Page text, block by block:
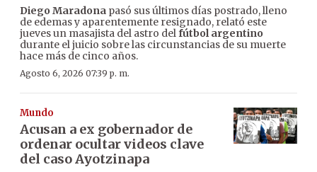
Diego Maradona pasó sus últimos días postrado, lleno
de edemas y aparentemente resignado, relató este
jueves un masajista del astro delfútbol argentino
durante el juicio sobre las circunstancias de su muerte
hace más de cinco años.
Agosto 6, 2026 07:39 p. m.
Mundo
Acusan a ex gobernador de
ordenar ocultar videos clave
del caso Ayotzinapa